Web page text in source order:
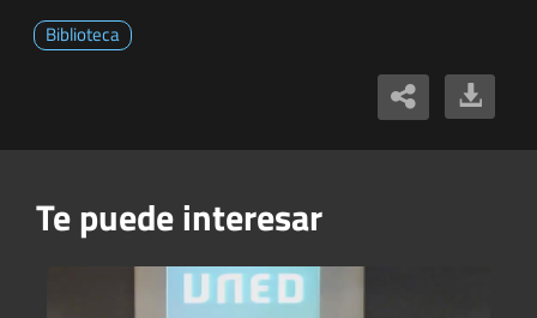
Biblioteca
Te puede interesar